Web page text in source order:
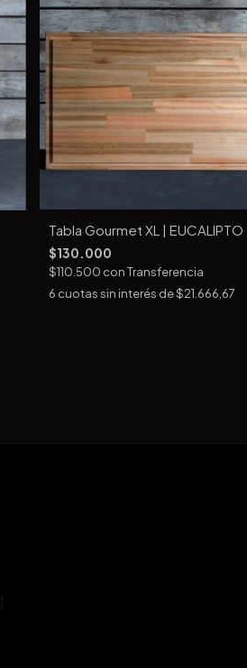
Tabla Gourmet XL | EUCALIPTO
$130.000
$110.500 conTransferencia
6 cuotas sin interés de$21.666,67